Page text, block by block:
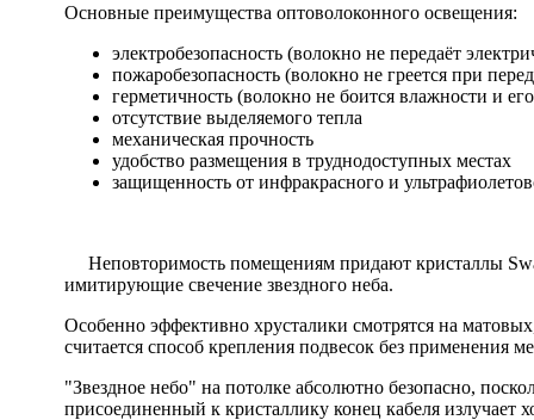
Основные преимущества оптоволоконного освещения:
электробезопасность (волокно не передаёт
пожаробезопасность (волокно не греется при
герметичность (волокно не боится влажности и
отсутствие выделяемого тепла
механическая прочность
удобство размещения в труднодоступных местах
защищенность от инфракрасного и
Неповторимость помещениям придают кристаллы
имитирующие свечение звездного неба.
Особенно эффективно хрусталики смотрятся на
считается способ крепления подвесок без применения
"Звездное небо" на потолке абсолютно безопасно,
присоединенный к кристаллику конец кабеля излучает